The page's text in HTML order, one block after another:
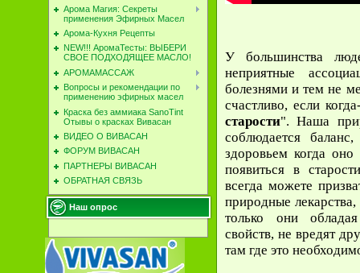
Арома Магия: Секреты
применения Эфирных Масел
Арома-Кухня Рецепты
NEW!!! АромаТесты: ВЫБЕРИ
СВОЕ ПОДХОДЯЩЕЕ МАСЛО!
АРОМАМАССАЖ
Вопросы и рекомендации по
применению эфирных масел
Краска без аммиака SanoTint
Отывы о красках Вивасан
ВИДЕО О ВИВАСАН
ФОРУМ ВИВАСАН
ПАРТНЕРЫ ВИВАСАН
ОБРАТНАЯ СВЯЗЬ
Наш опрос
У большинства
неприятные
болезнями и тем не
счастливо, если
старости". Наша
соблюдается
здоровьем когда
появиться в
всегда можете
природные
только они
свойств, не вредят
там где это